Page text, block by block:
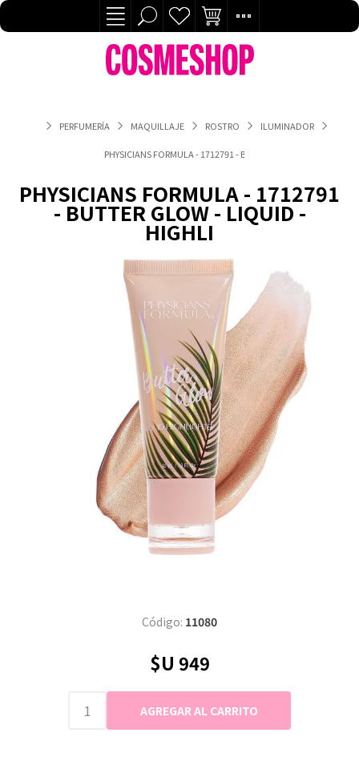
PERFUMERÍA MAQUILLAJE ROSTRO ILUMINADOR
PHYSICIANS FORMULA - 1712791 - BUTTER GLOW - LIQUID -
PHYSICIANS FORMULA - 1712791
- BUTTER GLOW - LIQUID -
HIGHLI
Código: 11080
$U 949